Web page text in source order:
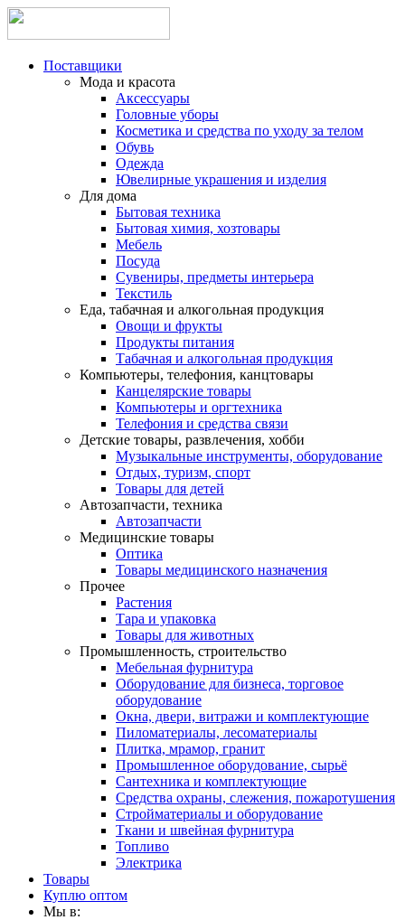
Поставщики
Мода и красота
Аксессуары
Головные уборы
Косметика и средства по уходу за телом
Обувь
Одежда
Ювелирные украшения и изделия
Для дома
Бытовая техника
Бытовая химия, хозтовары
Мебель
Посуда
Сувениры, предметы интерьера
Текстиль
Еда, табачная и алкогольная продукция
Овощи и фрукты
Продукты питания
Табачная и алкогольная продукция
Компьютеры, телефония, канцтовары
Канцелярские товары
Компьютеры и оргтехника
Телефония и средства связи
Детские товары, развлечения, хобби
Музыкальные инструменты, оборудование
Отдых, туризм, спорт
Товары для детей
Автозапчасти, техника
Автозапчасти
Медицинские товары
Оптика
Товары медицинского назначения
Прочее
Растения
Тара и упаковка
Товары для животных
Промышленность, строительство
Мебельная фурнитура
Оборудование для бизнеса, торговое
оборудование
Окна, двери, витражи и комплектующие
Пиломатериалы, лесоматериалы
Плитка, мрамор, гранит
Промышленное оборудование, сырьё
Сантехника и комплектующие
Средства охраны, слежения, пожаротушения
Стройматериалы и оборудование
Ткани и швейная фурнитура
Топливо
Электрика
Товары
Куплю оптом
Мы в: